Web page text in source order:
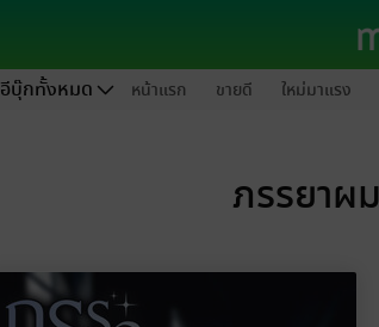
อีบุ๊กทั้งหมด หน้าแรก ขายดี ใหม่มาแรง
ภรรยาผ